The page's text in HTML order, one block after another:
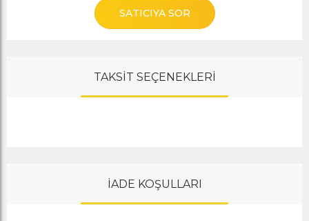
SATICIYA SOR
TAKSİT SEÇENEKLERİ
İADE KOŞULLARI